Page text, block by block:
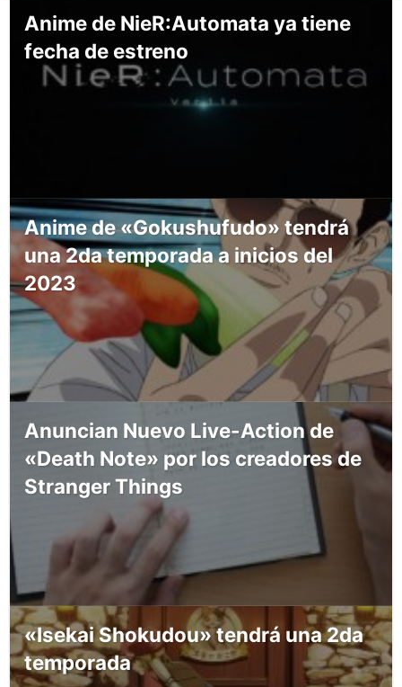
Anime de NieR:Automata ya tiene
fecha de estreno
Anime de «Gokushufudo» tendrá
una 2da temporada a inicios del
2023
Anuncian Nuevo Live-Action de
«Death Note» por los creadores de
Stranger Things
«Isekai Shokudou» tendrá una 2da
temporada